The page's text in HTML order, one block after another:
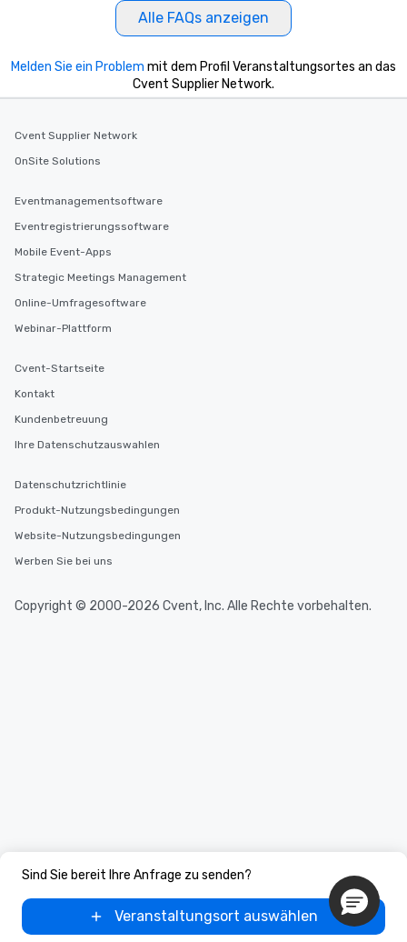
Alle FAQs anzeigen
Sind Sie bereit Ihre Anfrage zu senden?
Veranstaltungsort auswählen
Melden Sie ein Problem mit dem Profil Veranstaltungsortes an das
Cvent Supplier Network.
Cvent Supplier Network
OnSite Solutions
Eventmanagementsoftware
Eventregistrierungssoftware
Mobile Event-Apps
Strategic Meetings Management
Online-Umfragesoftware
Webinar-Plattform
Cvent-Startseite
Kontakt
Kundenbetreuung
Ihre Datenschutzauswahlen
Datenschutzrichtlinie
Produkt-Nutzungsbedingungen
Website-Nutzungsbedingungen
Werben Sie bei uns
Copyright © 2000-2026 Cvent, Inc. Alle Rechte vorbehalten.